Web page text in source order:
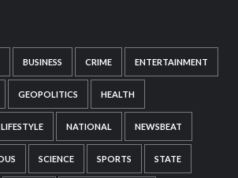
BUSINESS CRIME ENTERTAINMENT
GEOPOLITICS HEALTH
LIFESTYLE NATIONAL NEWSBEAT
SCIENCE SPORTS STATE